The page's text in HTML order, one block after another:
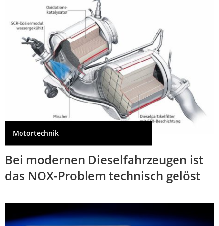
Motortechnik
Bei modernen Dieselfahrzeugen ist
das NOX-Problem technisch gelöst